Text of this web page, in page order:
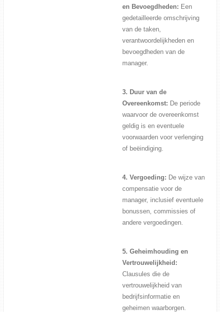
en Bevoegdheden: Een
gedetailleerde omschrijving
van de taken,
verantwoordelijkheden en
bevoegdheden van de
manager.
3. Duur van de
Overeenkomst: De periode
waarvoor de overeenkomst
geldig is en eventuele
voorwaarden voor verlenging
of beëindiging.
4. Vergoeding: De wijze van
compensatie voor de
manager, inclusief eventuele
bonussen, commissies of
andere vergoedingen.
5. Geheimhouding en
Vertrouwelijkheid:
Clausules die de
vertrouwelijkheid van
bedrijfsinformatie en
geheimen waarborgen.